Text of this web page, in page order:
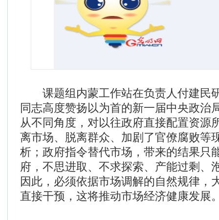
课题组内蒙工作站在负责人付建民
同志高度赞扬以为首的新一届中央政治
从不同角度，对以往政府直接配置资源
离市场、脱离群众、加剧了官僚腐败等
析；政府指令替代市场，带来的结果只
府，不思进取、不求探索、产能过剩、
因此，必须依据市场调解的自然规律，
直接干预，这将推动市场经济健康发展